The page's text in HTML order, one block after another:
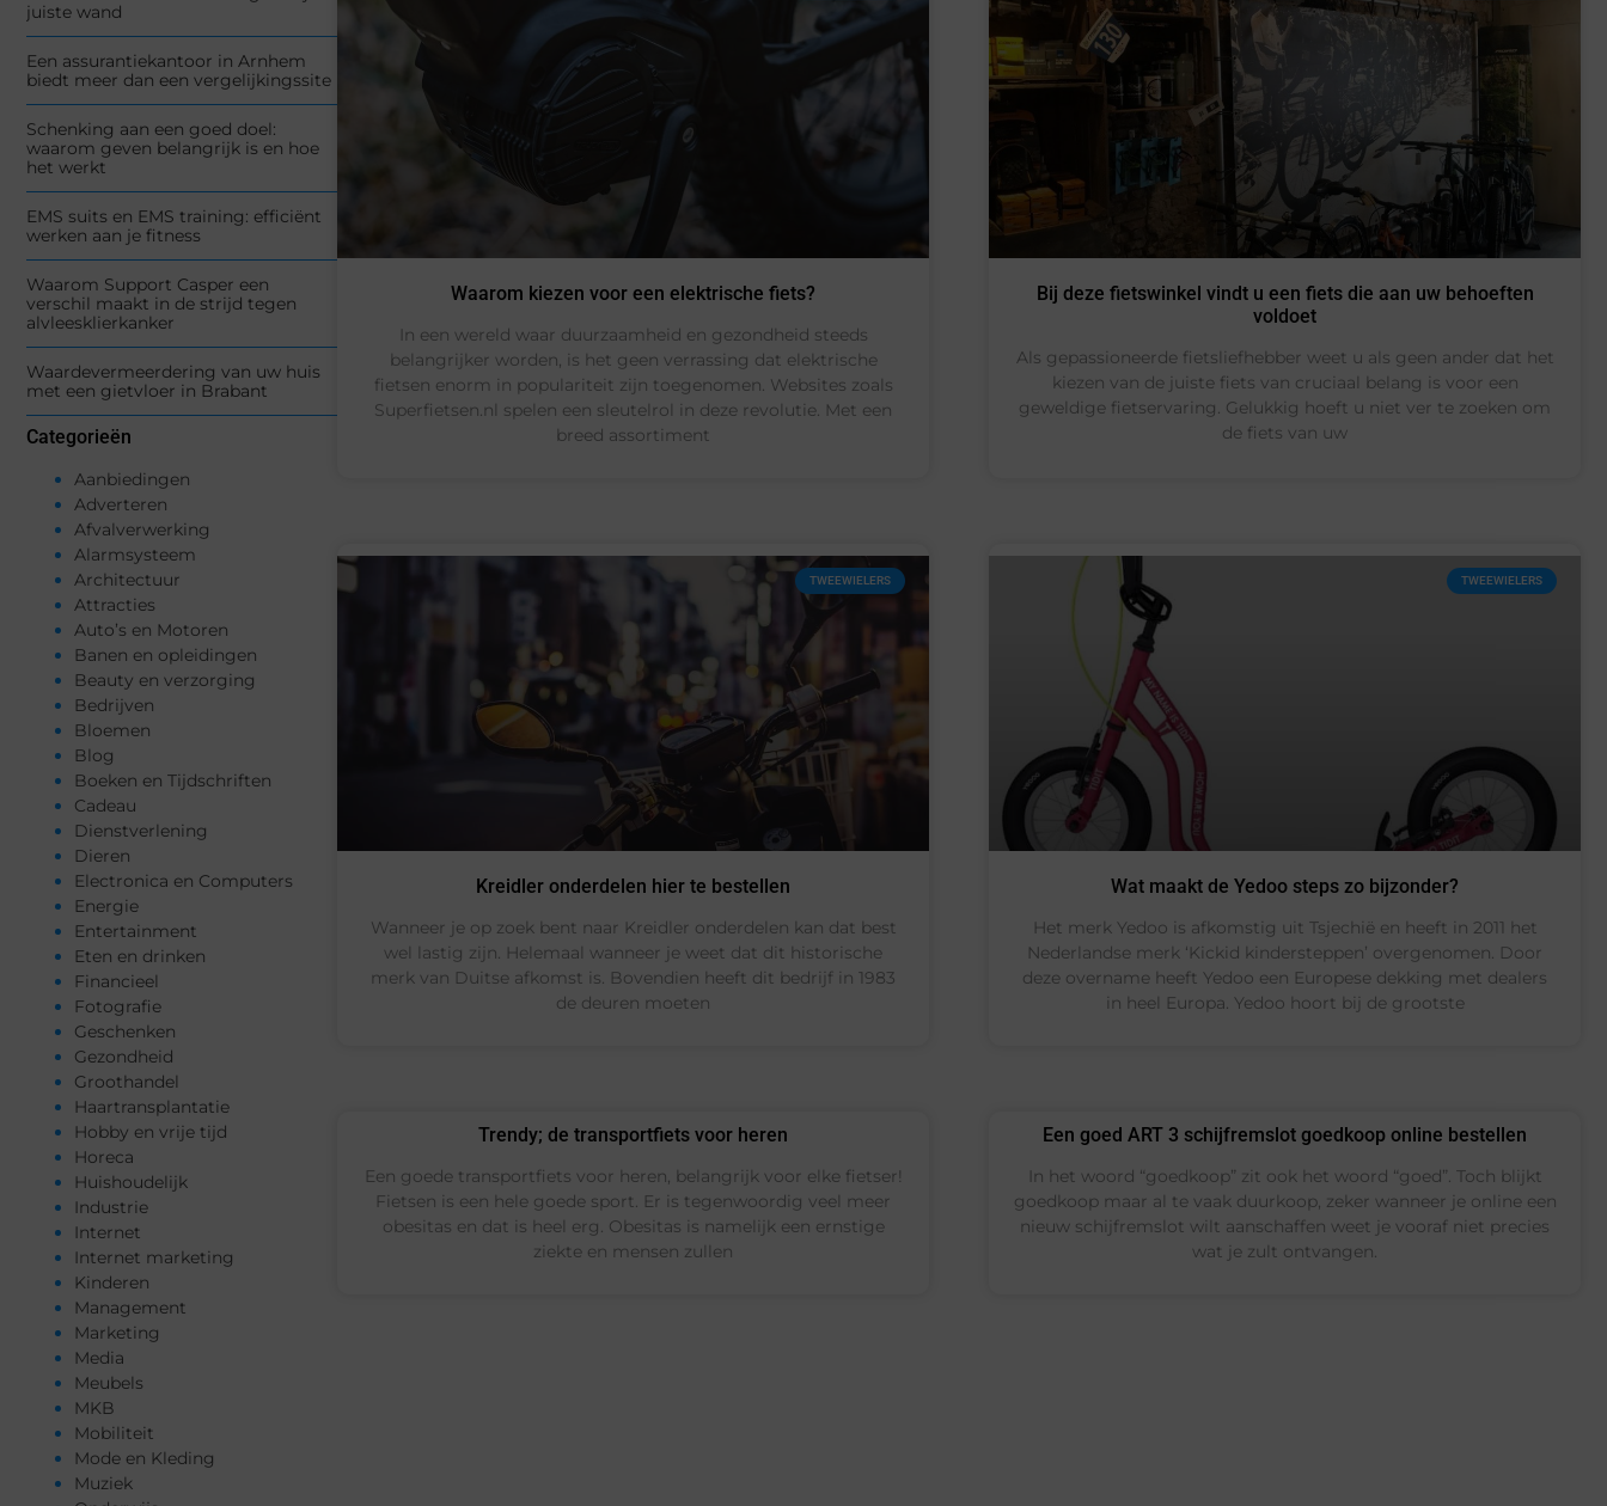
juiste wand
Een assurantiekantoor in Arnhem
biedt meer dan een vergelijkingssite
Schenking aan een goed doel:
waarom geven belangrijk is en hoe
het werkt
EMS suits en EMS training: efficiënt
werken aan je fitness
Waarom Support Casper een
verschil maakt in de strijd tegen
alvleesklierkanker
Waardevermeerdering van uw huis
met een gietvloer in Brabant
Categorieën
Aanbiedingen
Adverteren
Afvalverwerking
Alarmsysteem
Architectuur
Attracties
Auto’s en Motoren
Banen en opleidingen
Beauty en verzorging
Bedrijven
Bloemen
Blog
Boeken en Tijdschriften
Cadeau
Dienstverlening
Dieren
Electronica en Computers
Energie
Entertainment
Eten en drinken
Financieel
Fotografie
Geschenken
Gezondheid
Groothandel
Haartransplantatie
Hobby en vrije tijd
Horeca
Huishoudelijk
Industrie
Internet
Internet marketing
Kinderen
Management
Marketing
Media
Meubels
MKB
Mobiliteit
Mode en Kleding
Muziek
Waarom kiezen voor een elektrische fiets?
In een wereld waar duurzaamheid en gezondheid steeds
belangrijker worden, is het geen verrassing dat elektrische
fietsen enorm in populariteit zijn toegenomen. Websites zoals
Superfietsen.nl spelen een sleutelrol in deze revolutie. Met een
breed assortiment
Bij deze fietswinkel vindt u een fiets die aan uw behoeften
voldoet
Als gepassioneerde fietsliefhebber weet u als geen ander dat het
kiezen van de juiste fiets van cruciaal belang is voor een
geweldige fietservaring. Gelukkig hoeft u niet ver te zoeken om
de fiets van uw
TWEEWIELERS
Kreidler onderdelen hier te bestellen
Wanneer je op zoek bent naar Kreidler onderdelen kan dat best
wel lastig zijn. Helemaal wanneer je weet dat dit historische
merk van Duitse afkomst is. Bovendien heeft dit bedrijf in 1983
de deuren moeten
TWEEWIELERS
Wat maakt de Yedoo steps zo bijzonder?
Het merk Yedoo is afkomstig uit Tsjechië en heeft in 2011 het
Nederlandse merk ‘Kickid kindersteppen’ overgenomen. Door
deze overname heeft Yedoo een Europese dekking met dealers
in heel Europa. Yedoo hoort bij de grootste
Trendy; de transportfiets voor heren
Een goede transportfiets voor heren, belangrijk voor elke fietser!
Fietsen is een hele goede sport. Er is tegenwoordig veel meer
obesitas en dat is heel erg. Obesitas is namelijk een ernstige
ziekte en mensen zullen
Een goed ART 3 schijfremslot goedkoop online bestellen
In het woord “goedkoop” zit ook het woord “goed”. Toch blijkt
goedkoop maar al te vaak duurkoop, zeker wanneer je online een
nieuw schijfremslot wilt aanschaffen weet je vooraf niet precies
wat je zult ontvangen.